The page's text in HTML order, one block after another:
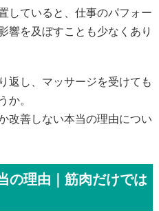
していると、仕事のパフォー
響を及ぼすことも少なくあり
返し、マッサージを受けても
か。
改善しない本当の理由につい
の理由｜筋肉だけでは